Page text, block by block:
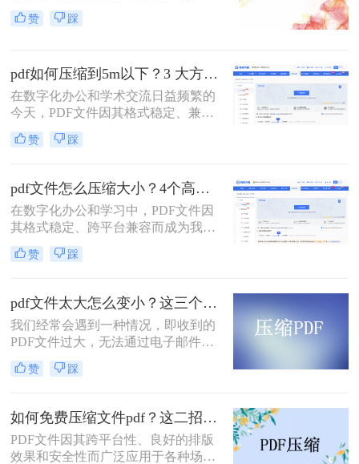
件大小呢？本文为您梳理6种主流压
缩方案，从原理到实操，助您轻松掌
赞 踩
pdf如何压缩到5m以下？3 大方法手把手教，轻松过平台限制！
在数字化办公和学术交流日益频繁的
今天，PDF文件因其格式稳定、兼容
性强而成为我们传递信息的主要载
体。然而，一个棘手的问题常常困扰
电子邮件发送简历、在学术平台提交
论文，还是在微信等即时通讯工具中
分享资料，平台往往对附件大小有严
格限制，最常见的门槛就是5MB。一
个几十兆甚至上百兆的PDF文件，不
仅传输耗时，还可能直接导致发送失
赞 踩
pdf文件怎么压缩大小？4个高效传输与存储方法详解！
在数字化办公和学习中，PDF文件因
其格式稳定、跨平台兼容而成为我们
日常交流的首选格式。然而，过大的
PDF文件——无论是包含大量高分辨
书，还是设计精美的产品手册——都
会给邮件发送、云端存储和即时传输
带来诸多不便。幸运的是，通过一系
列高效的方法，我们可以显著减小
PDF文件的体积，而无需牺牲过多的
可读性。那么pdf文件怎么压缩大小
法，从在线工具到专业软件，从自动
优化到手动精调，助您轻松驾驭PDF
文件大小。
赞 踩
pdf文件太大怎么变小？这三个方法都可以缩小！
我们经常会遇到一种情况，即收到的
PDF文件过大，无法通过电子邮件或
其他方式进行传输。那么，pdf文件太
大怎么变小呢？在本文中，我们将向
压缩PDF文件并减小文件大小。
赞 踩
如何免费压缩文件pdf？这二招快来看！
PDF文件因其跨平台性、良好的排版
效果和安全性而广泛应用于各种场